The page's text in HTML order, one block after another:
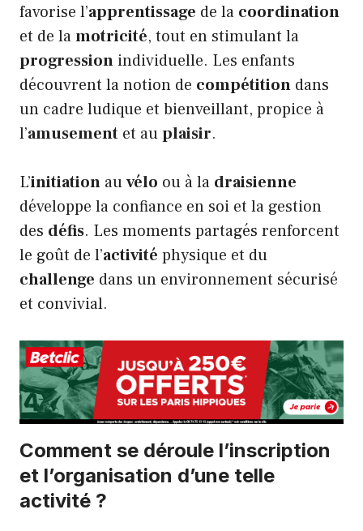
favorise l’apprentissage de la coordination
et de lamotricité, tout en stimulant la
progression individuelle. Les enfants
découvrent la notion de compétition dans
un cadre ludique et bienveillant, propice à
l’amusement et auplaisir.
L’initiation auvélo ou à la draisienne
développe la confiance en soi et la gestion
des défis. Les moments partagés renforcent
le goût de l’activité physique et du
challenge dans un environnement sécurisé
et convivial.
Comment se déroule l’inscription
et l’organisation d’une telle
activité ?